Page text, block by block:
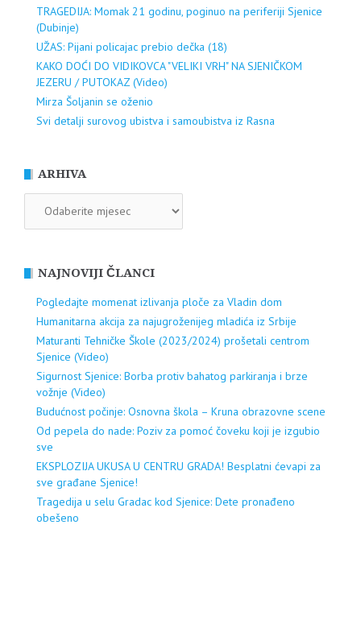
TRAGEDIJA: Momak 21 godinu, poginuo na periferiji Sjenice
(Dubinje)
UŽAS: Pijani policajac prebio dečka (18)
KAKO DOĆI DO VIDIKOVCA "VELIKI VRH" NA SJENIČKOM
JEZERU / PUTOKAZ (Video)
Mirza Šoljanin se oženio
Svi detalji surovog ubistva i samoubistva iz Rasna
ARHIVA
NAJNOVIJI ČLANCI
Pogledajte momenat izlivanja ploče za Vladin dom
Humanitarna akcija za najugroženijeg mladića iz Srbije
Maturanti Tehničke Škole (2023/2024) prošetali centrom
Sjenice (Video)
Sigurnost Sjenice: Borba protiv bahatog parkiranja i brze
vožnje (Video)
Budućnost počinje: Osnovna škola – Kruna obrazovne scene
Od pepela do nade: Poziv za pomoć čoveku koji je izgubio
sve
EKSPLOZIJA UKUSA U CENTRU GRADA! Besplatni ćevapi za
sve građane Sjenice!
Tragedija u selu Gradac kod Sjenice: Dete pronađeno
obešeno